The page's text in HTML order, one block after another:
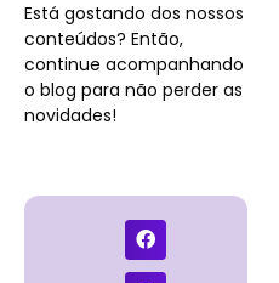
Está gostando dos nossos
conteúdos? Então,
continue acompanhando
o blog para não perder as
novidades!